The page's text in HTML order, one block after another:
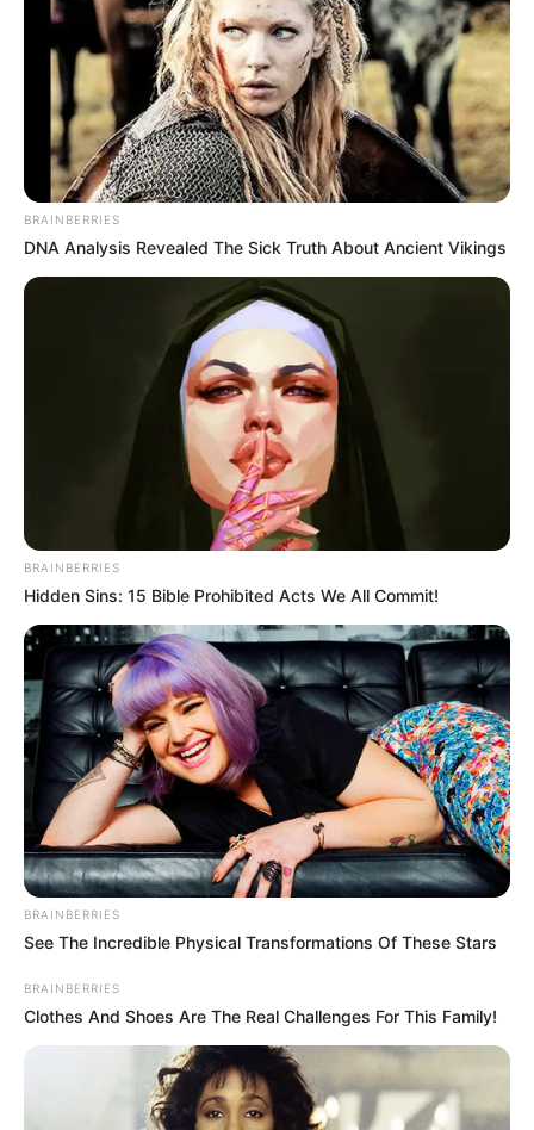
BRAINBERRIES
DNA Analysis Revealed The Sick Truth About Ancient Vikings
BRAINBERRIES
Hidden Sins: 15 Bible Prohibited Acts We All Commit!
BRAINBERRIES
See The Incredible Physical Transformations Of These Stars
BRAINBERRIES
Clothes And Shoes Are The Real Challenges For This Family!